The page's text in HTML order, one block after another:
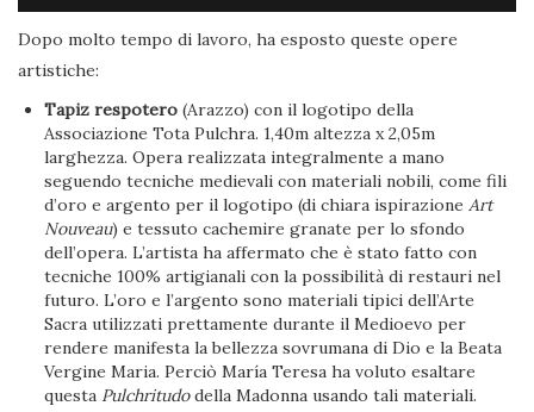
Dopo molto tempo di lavoro, ha esposto queste opere
artistiche:
Tapiz respotero (Arazzo) con il logotipo della
Associazione Tota Pulchra. 1,40m altezza x 2,05m
larghezza. Opera realizzata integralmente a mano
seguendo tecniche medievali con materiali nobili, come fili
d’oro e argento per il logotipo (di chiara ispirazioneArt
Nouveau) e tessuto cachemire granate per lo sfondo
dell’opera. L’artista ha affermato che è stato fatto con
tecniche 100% artigianali con la possibilità di restauri nel
futuro. L’oro e l’argento sono materiali tipici dell’Arte
Sacra utilizzati prettamente durante il Medioevo per
rendere manifesta la bellezza sovrumana di Dio e la Beata
Vergine Maria. Perciò María Teresa ha voluto esaltare
questa Pulchritudodella Madonna usando tali materiali.